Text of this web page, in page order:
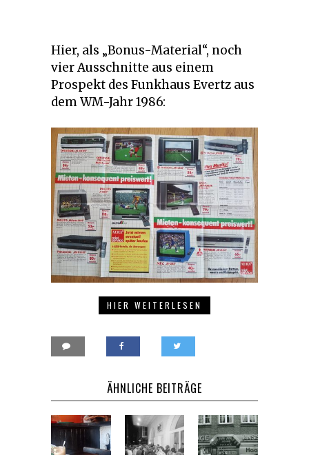
Hier, als „Bonus-Material“, noch
vier Ausschnitte aus einem
Prospekt des Funkhaus Evertz aus
dem WM-Jahr 1986:
HIER WEITERLESEN
ÄHNLICHE BEITRÄGE